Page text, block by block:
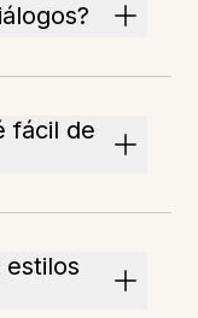
fácil de